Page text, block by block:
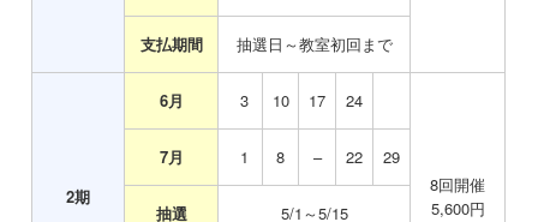
支払期間 抽選日～教室初回まで
2期
6月 03 10 17 24
8回開催
5,600円
7月 1 8 – 22 29
抽選 5/1～5/15